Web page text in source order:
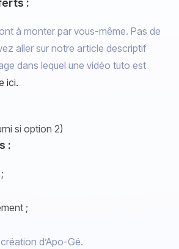
:
à monter par vous-même. Pas de
aller sur notre article descriptif
dans lequel une vidéo tuto est
ici.
si option 2)
:
;
d’Apo-Gé.